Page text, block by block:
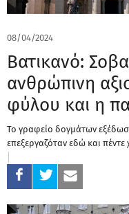
08/04/2024
Βατικανό:
ανθρώπινη
φύλου και η
Το γραφείο δογμάτων
επεξεργαζόταν εδώ και πέντε